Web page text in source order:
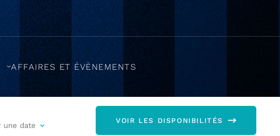
AFFAIRES ET ÉVÈNEMENTS
VOIR LES DISPONIBILITÉS